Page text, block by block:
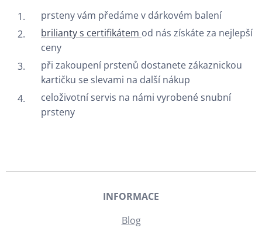
prsteny vám předáme v dárkovém balení
brilianty s certifikátem od nás získáte za nejlepší
ceny
při zakoupení prstenů dostanete zákaznickou
kartičku se slevami na další nákup
celoživotní servis na námi vyrobené snubní
prsteny
INFORMACE
Blog